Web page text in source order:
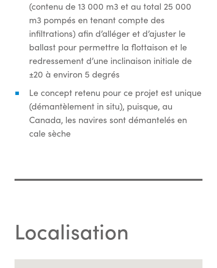
(contenu de 13 000 m3 et au total 25 000
m3 pompés en tenant compte des
infiltrations) afin d’alléger et d’ajuster le
ballast pour permettre la flottaison et le
redressement d’une inclinaison initiale de
±20 à environ 5 degrés
Le concept retenu pour ce projet est unique
(démantèlement in situ), puisque, au
Canada, les navires sont démantelés en
cale sèche
Localisation